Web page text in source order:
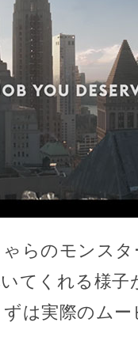
らのモンス
てくれる様子
は実際のム